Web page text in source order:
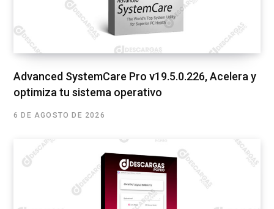
Advanced SystemCare Pro v19.5.0.226, Acelera y
optimiza tu sistema operativo
6 DE AGOSTO DE 2026